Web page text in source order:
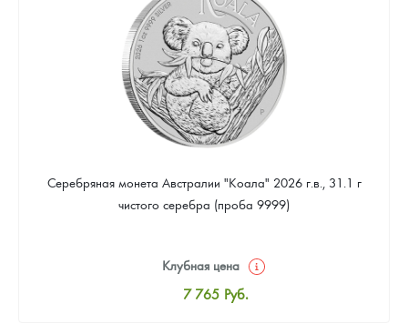
373 851 Руб.
Серебряная монета Австралии "Коала" 2026 г.в., 31.1 г
чистого серебра (проба 9999)
Клубная цена
7 765 Руб.